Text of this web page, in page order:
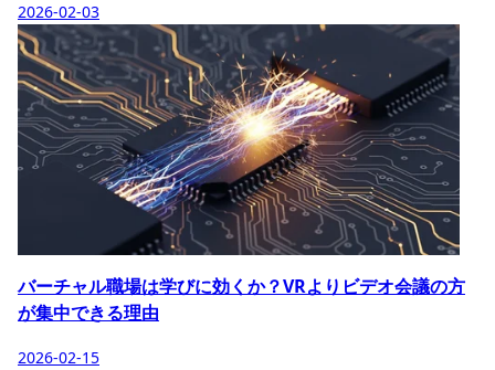
2026-02-03
バーチャル職場は学びに効くか？VRよりビデオ会議の方
が集中できる理由
2026-02-15